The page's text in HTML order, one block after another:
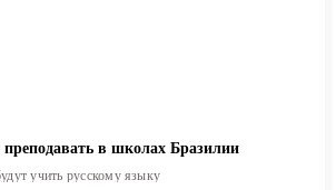
преподавать в школах Бразилии
учить русскому языку